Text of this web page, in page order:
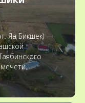
Яңа Бикшек) —